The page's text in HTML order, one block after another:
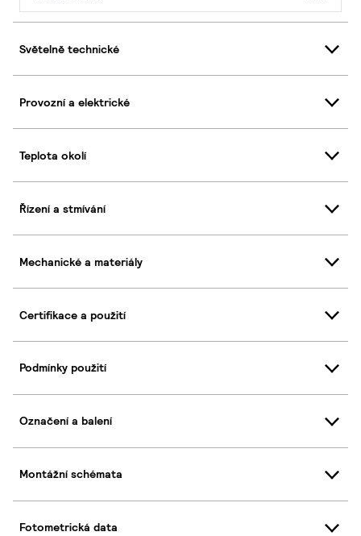
Světelně technické
Provozní a elektrické
Teplota okolí
Řízení a stmívání
Mechanické a materiály
Certifikace a použití
Podmínky použití
Označení a balení
Montážní schémata
Fotometrická data